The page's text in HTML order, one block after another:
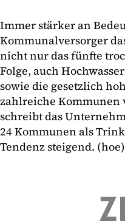
Immer stärker an
Kommunalversorger
nicht nur das fünfte
Folge, auch
sowie die gesetzlich
zahlreiche Kommunen
schreibt das
24 Kommunen als
Tendenz steigend. (hoe)